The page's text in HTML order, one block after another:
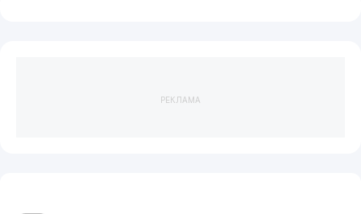
РЕКЛАМА